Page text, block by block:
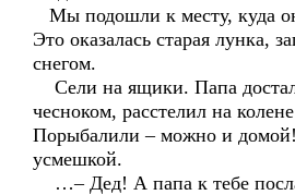
Мы подошли к месту, куда
Это оказалась старая лунка,
снегом.
Сели на ящики. Папа
чесноком, расстелил на
Порыбалили – можно и домой!
усмешкой.
…– Дед! А папа к тебе